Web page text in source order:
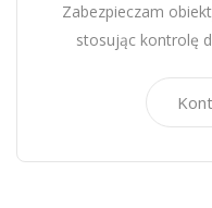
Zabezpieczam
stosując kontrolę